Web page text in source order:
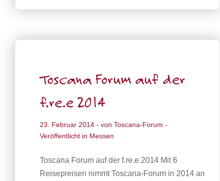
Toscana Forum auf der
f.re.e 2014
23. Februar 2014 - von Toscana-Forum -
Veröffentlicht in Messen
Toscana Forum auf der f.re.e 2014 Mit 6
Reisepreisen nimmt Toscana-Forum in 2014 an